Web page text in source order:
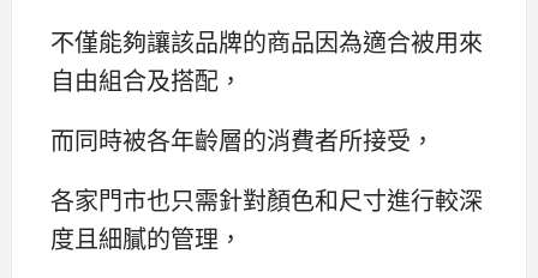
不僅能夠讓該品牌的商品因為適合被用來
自由組合及搭配，
而同時被各年齡層的消費者所接受，
各家門市也只需針對顏色和尺寸進行較深
度且細膩的管理，